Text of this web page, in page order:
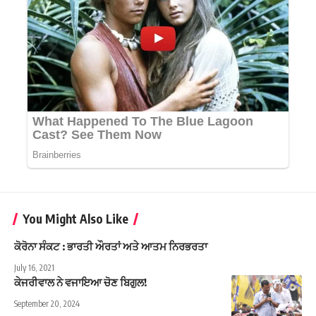
You Might Also Like
ਕੋਰੋਨਾ ਸੰਕਟ : ਭਾਰਤੀ ਔਰਤਾਂ ਅਤੇ ਆਤਮ ਨਿਰਭਰਤਾ
July 16, 2021
ਕੇਜਰੀਵਾਲ ਨੇ ਵਜਾਇਆ ਚੋਣ ਬਿਗੁਲ!
September 20, 2024